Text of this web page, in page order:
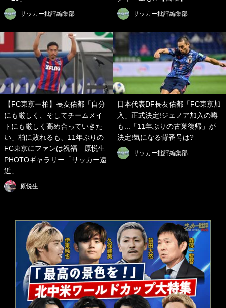
サッカー批評編集部 サッカー批評編集部
【FC東京ー柏】長友佑都「自分
にも厳しく、そしてチームメイ
トにも厳しく高め合っていきた
い」柏に敗れるも、11年ぶりの
FC東京にファンは祝福 原悦生
PHOTOギャラリー「サッカー遠
近」
原悦生
日本代表DF長友佑都「FC東京加
入」正式決定!ジェノア加入の噂
も...「11年ぶりの古巣復帰」が
決定!気になる背番号は?
サッカー批評編集部